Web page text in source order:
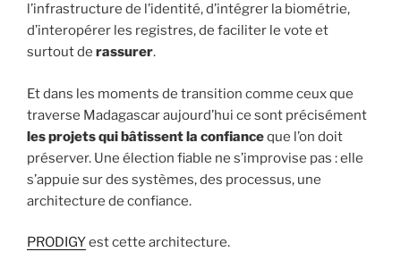
l’infrastructure de l’identité, d’intégrer la biométrie,
d’interopérer les registres, de faciliter le vote et
surtout de rassurer.
Et dans les moments de transition comme ceux que
traverse Madagascar aujourd’hui ce sont précisément
les projets qui bâtissent la confianceque l’on doit
préserver. Une élection fiable ne s’improvise pas : elle
s’appuie sur des systèmes, des processus, une
architecture de confiance.
PRODIGYest cette architecture.